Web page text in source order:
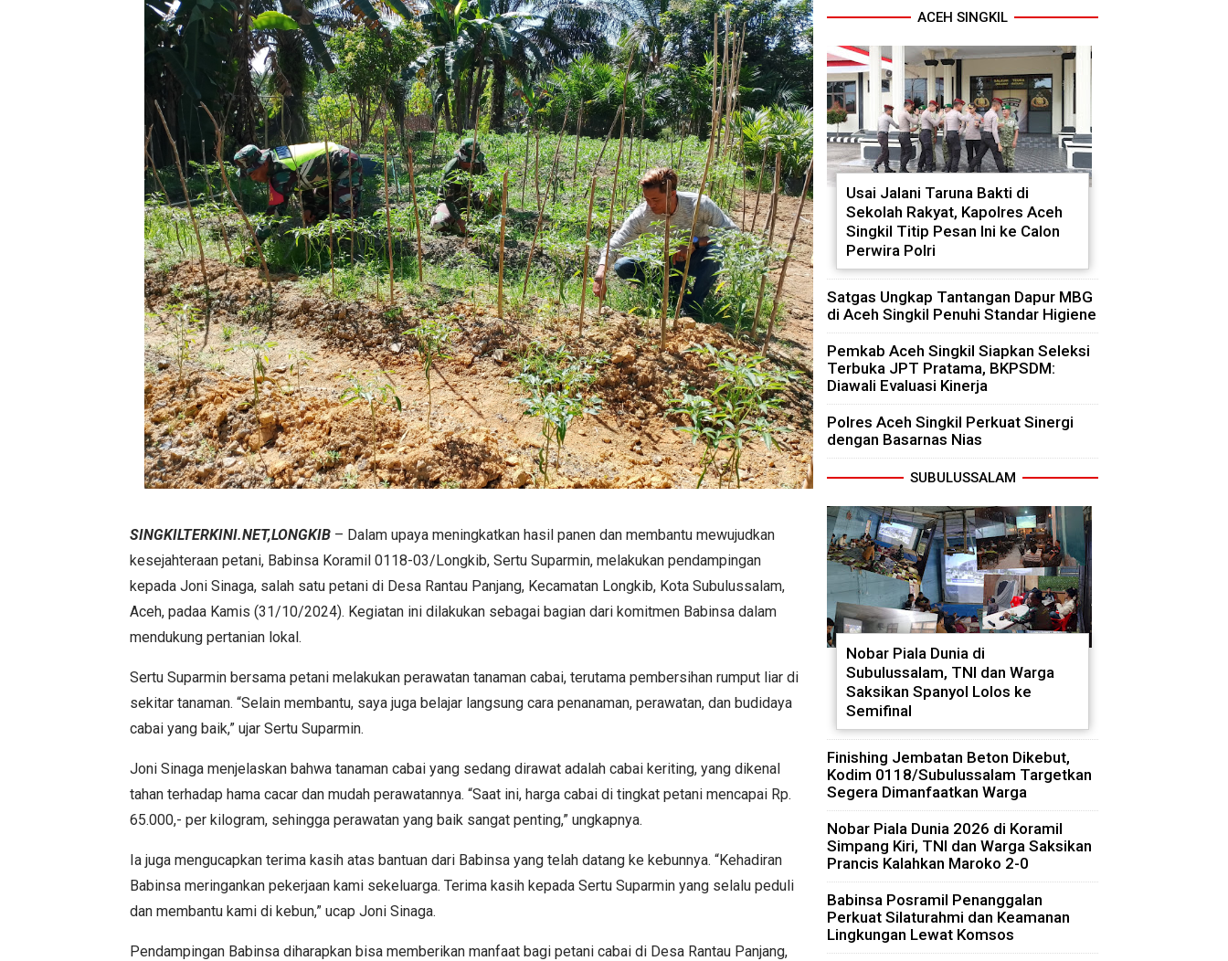
SINGKILTERKINI.NET,LONGKIB – Dalam upaya meningkatkan hasil panen dan membantu mewujudkan
kesejahteraan petani, Babinsa Koramil 0118-03/Longkib, Sertu Suparmin, melakukan pendampingan
kepada Joni Sinaga, salah satu petani di Desa Rantau Panjang, Kecamatan Longkib, Kota Subulussalam,
Aceh, padaa Kamis (31/10/2024). Kegiatan ini dilakukan sebagai bagian dari komitmen Babinsa dalam
mendukung pertanian lokal.
Sertu Suparmin bersama petani melakukan perawatan tanaman cabai, terutama pembersihan rumput liar di
sekitar tanaman. “Selain membantu, saya juga belajar langsung cara penanaman, perawatan, dan budidaya
cabai yang baik,” ujar Sertu Suparmin.
Joni Sinaga menjelaskan bahwa tanaman cabai yang sedang dirawat adalah cabai keriting, yang dikenal
tahan terhadap hama cacar dan mudah perawatannya. “Saat ini, harga cabai di tingkat petani mencapai Rp.
65.000,- per kilogram, sehingga perawatan yang baik sangat penting,” ungkapnya.
Ia juga mengucapkan terima kasih atas bantuan dari Babinsa yang telah datang ke kebunnya. “Kehadiran
Babinsa meringankan pekerjaan kami sekeluarga. Terima kasih kepada Sertu Suparmin yang selalu peduli
dan membantu kami di kebun,” ucap Joni Sinaga.
Pendampingan Babinsa diharapkan bisa memberikan manfaat bagi petani cabai di Desa Rantau Panjang,
ACEH SINGKIL
Usai Jalani Taruna Bakti di
Sekolah Rakyat, Kapolres Aceh
Singkil Titip Pesan Ini ke Calon
Perwira Polri
Satgas Ungkap Tantangan Dapur MBG
di Aceh Singkil Penuhi Standar Higiene
Pemkab Aceh Singkil Siapkan Seleksi
Terbuka JPT Pratama, BKPSDM:
Diawali Evaluasi Kinerja
Polres Aceh Singkil Perkuat Sinergi
dengan Basarnas Nias
SUBULUSSALAM
Nobar Piala Dunia di
Subulussalam, TNI dan Warga
Saksikan Spanyol Lolos ke
Semifinal
Finishing Jembatan Beton Dikebut,
Kodim 0118/Subulussalam Targetkan
Segera Dimanfaatkan Warga
Nobar Piala Dunia 2026 di Koramil
Simpang Kiri, TNI dan Warga Saksikan
Prancis Kalahkan Maroko 2-0
Babinsa Posramil Penanggalan
Perkuat Silaturahmi dan Keamanan
Lingkungan Lewat Komsos